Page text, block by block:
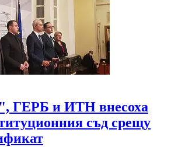
ГЕРБ и ИТН внесоха
съд срещу